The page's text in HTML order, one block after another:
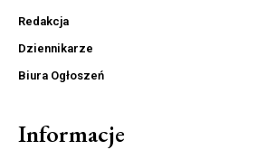
Redakcja
Dziennikarze
Biura Ogłoszeń
Informacje